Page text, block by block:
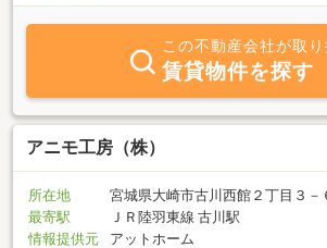
この不動産会社が取り
賃貸物件を探す
アニモ工房（株）
所在地
宮城県大崎市古川西館２丁目３－
最寄駅
ＪＲ陸羽東線 古川駅
情報提供元
アットホーム